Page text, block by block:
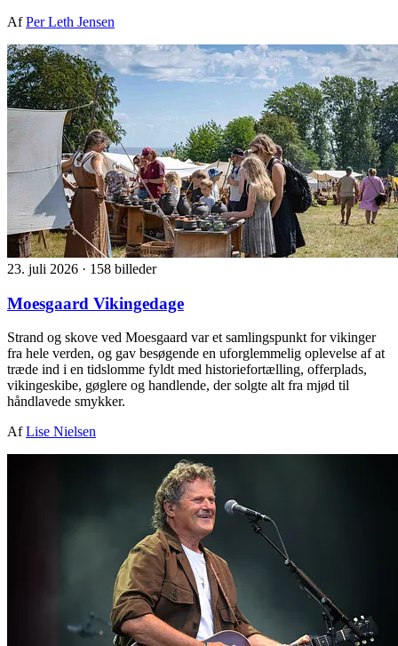
AfPer Leth Jensen
23. juli 2026 · 158 billeder
Moesgaard Vikingedage
Strand og skove ved Moesgaard var et samlingspunkt for vikinger
fra hele verden, og gav besøgende en uforglemmelig oplevelse af at
træde ind i en tidslomme fyldt med historiefortælling, offerplads,
vikingeskibe, gøglere og handlende, der solgte alt fra mjød til
håndlavede smykker.
AfLise Nielsen